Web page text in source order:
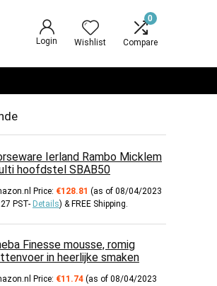
Login Wishlist
0
Compare
Ierland Rambo Micklem
hoofdstel SBAB50
Price: €128.81 (as of 08/04/2023
PST- Details) & FREE Shipping.
Finesse mousse, romig
in heerlijke smaken
Price: €11.74 (as of 08/04/2023